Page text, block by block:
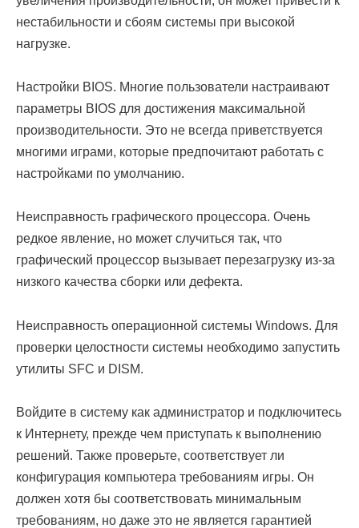
нестабильности и сбоям системы при высокой
нагрузке.
Настройки BIOS. Многие пользователи настраивают
параметры BIOS для достижения максимальной
производительности. Это не всегда приветствуется
многими играми, которые предпочитают работать с
настройками по умолчанию.
Неисправность графического процессора. Очень
редкое явление, но может случиться так, что
графический процессор вызывает перезагрузку из-за
низкого качества сборки или дефекта.
Неисправность операционной системы Windows. Для
проверки целостности системы необходимо запустить
утилиты SFC и DISM.
Войдите в систему как администратор и подключитесь
к Интернету, прежде чем приступать к выполнению
решений. Также проверьте, соответствует ли
конфигурация компьютера требованиям игры. Он
должен хотя бы соответствовать минимальным
требованиям, но даже это не является гарантией